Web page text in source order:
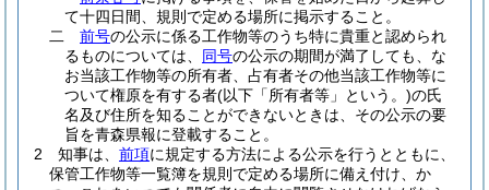
て十四日間、規則で定める場所に掲示すること。
二
前号の公示に係る工作物等のうち特に貴重と認められ
るものについては、 同号の公示の期間が満了しても、な
お当該工作物等の所有者、占有者その他当該工作物等に
ついて権原を有する者(以下「所有者等」という。)の氏
名及び住所を知ることができないときは、その公示の要
旨を青森県報に登載すること。
2
知事は、 前項に規定する方法による公示を行うとともに、
保管工作物等一覧簿を規則で定める場所に備え付け、か